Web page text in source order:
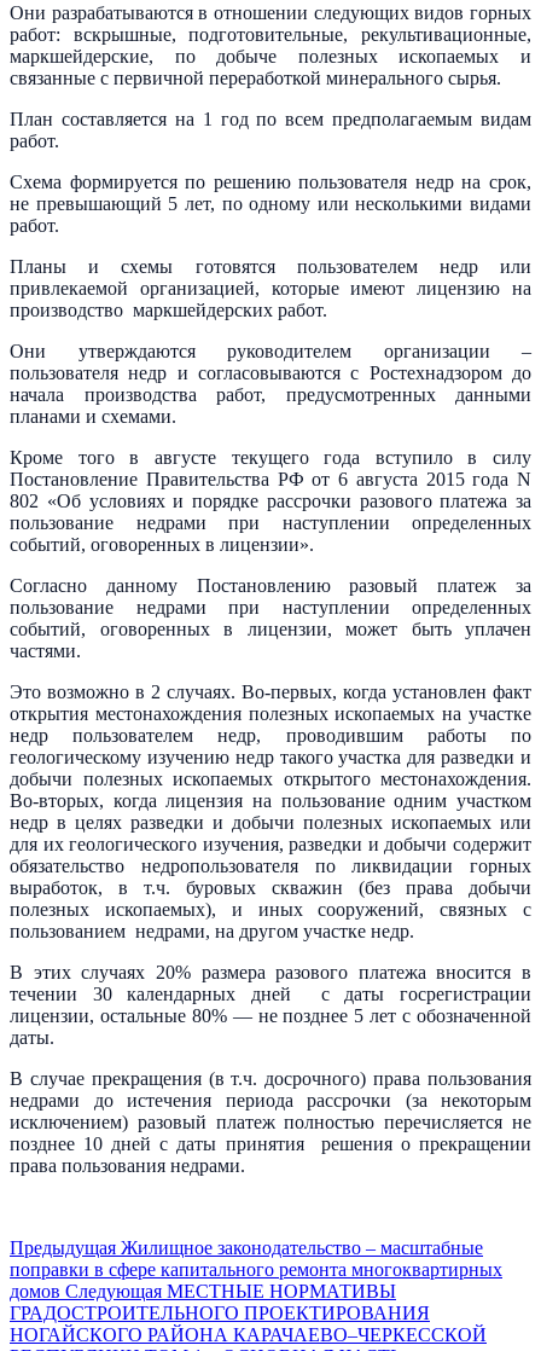
Они разрабатываются в отношении следующих видов горных
работ: вскрышные, подготовительные, рекультивационные,
маркшейдерские, по добыче полезных ископаемых и
связанные с первичной переработкой минерального сырья.
План составляется на 1 год по всем предполагаемым видам
работ.
Схема формируется по решению пользователя недр на срок,
не превышающий 5 лет, по одному или несколькими видами
работ.
Планы и схемы готовятся пользователем недр или
привлекаемой организацией, которые имеют лицензию на
производство маркшейдерских работ.
Они утверждаются руководителем организации –
пользователя недр и согласовываются с Ростехнадзором до
начала производства работ, предусмотренных данными
планами и схемами.
Кроме того в августе текущего года вступило в силу
Постановление Правительства РФ от 6 августа 2015 года N
802 «Об условиях и порядке рассрочки разового платежа за
пользование недрами при наступлении определенных
событий, оговоренных в лицензии».
Согласно данному Постановлению разовый платеж за
пользование недрами при наступлении определенных
событий, оговоренных в лицензии, может быть уплачен
частями.
Это возможно в 2 случаях. Во-первых, когда установлен факт
открытия местонахождения полезных ископаемых на участке
недр пользователем недр, проводившим работы по
геологическому изучению недр такого участка для разведки и
добычи полезных ископаемых открытого местонахождения.
Во-вторых, когда лицензия на пользование одним участком
недр в целях разведки и добычи полезных ископаемых или
для их геологического изучения, разведки и добычи содержит
обязательство недропользователя по ликвидации горных
выработок, в т.ч. буровых скважин (без права добычи
полезных ископаемых), и иных сооружений, связных с
пользованием недрами, на другом участке недр.
В этих случаях 20% размера разового платежа вносится в
течении 30 календарных дней с даты госрегистрации
лицензии, остальные 80% — не позднее 5 лет с обозначенной
даты.
В случае прекращения (в т.ч. досрочного) права пользования
недрами до истечения периода рассрочки (за некоторым
исключением) разовый платеж полностью перечисляется не
позднее 10 дней с даты принятия решения о прекращении
права пользования недрами.
Предыдущая Жилищное законодательство – масштабные
поправки в сфере капитального ремонта многоквартирных
домов Следующая МЕСТНЫЕ НОРМАТИВЫ
ГРАДОСТРОИТЕЛЬНОГО ПРОЕКТИРОВАНИЯ
НОГАЙСКОГО РАЙОНА КАРАЧАЕВО–ЧЕРКЕССКОЙ